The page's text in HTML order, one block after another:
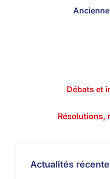
Débats et
Résolutions,
Actualités